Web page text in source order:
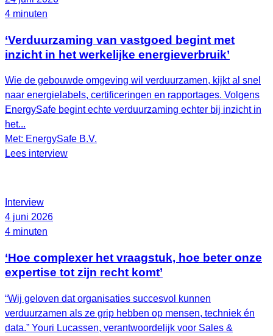
4 minuten
‘Verduurzaming van vastgoed begint met
inzicht in het werkelijke energieverbruik’
Wie de gebouwde omgeving wil verduurzamen, kijkt al snel
naar energielabels, certificeringen en rapportages. Volgens
EnergySafe begint echte verduurzaming echter bij inzicht in
het...
Met: EnergySafe B.V.
Lees interview
Interview
4 juni 2026
4 minuten
‘Hoe complexer het vraagstuk, hoe beter onze
expertise tot zijn recht komt’
“Wij geloven dat organisaties succesvol kunnen
verduurzamen als ze grip hebben op mensen, techniek én
data.” Youri Lucassen, verantwoordelijk voor Sales &